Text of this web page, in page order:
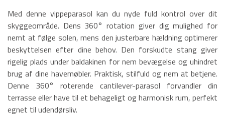
Med denne vippeparasol kan du nyde fuld kontrol over dit
skyggeområde. Dens 360° rotation giver dig mulighed for
nemt at følge solen, mens den justerbare hældning optimerer
beskyttelsen efter dine behov. Den forskudte stang giver
rigelig plads under baldakinen for nem bevægelse og uhindret
brug af dine havemøbler. Praktisk, stilfuld og nem at betjene.
Denne 360° roterende cantilever-parasol forvandler din
terrasse eller have til et behageligt og harmonisk rum, perfekt
egnet til udendørsliv.